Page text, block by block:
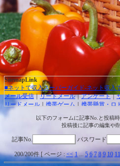
SitemapLink
■ネットで収入スーパーガイド-ネット収入
メール受信｜リードメール｜アンケート｜
リードメール ｜ 携帯ゲーム ｜ 携帯懸賞・ロ
ック保証
レジットカード｜治験モニター｜オンライ
お得・裏情報｜ 交換バナ
貨投資）｜ 収入実績｜収入ブロ
■オンラインカジノ☆スーパーガイド-イン
Gambling Federation/ギャンブリングフェデ
以下のフォームに記事No.と投稿
投稿後に記事の編集や
記事No. パスワード
200/200件 [ ページ :<< 1...5 6 7 8 9 10 11